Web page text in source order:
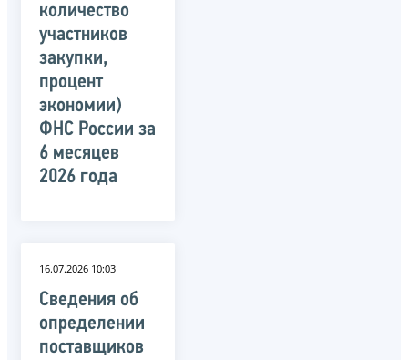
количество
участников
закупки,
процент
экономии)
ФНС России за
6 месяцев
2026 года
16.07.2026 10:03
Сведения об
определении
поставщиков